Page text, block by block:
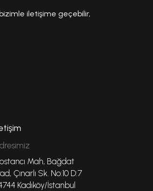
iletişime geçebilir,
Mah, Bağdat
Çınarlı Sk. No:10 D:7
Kadıköy/İstanbul